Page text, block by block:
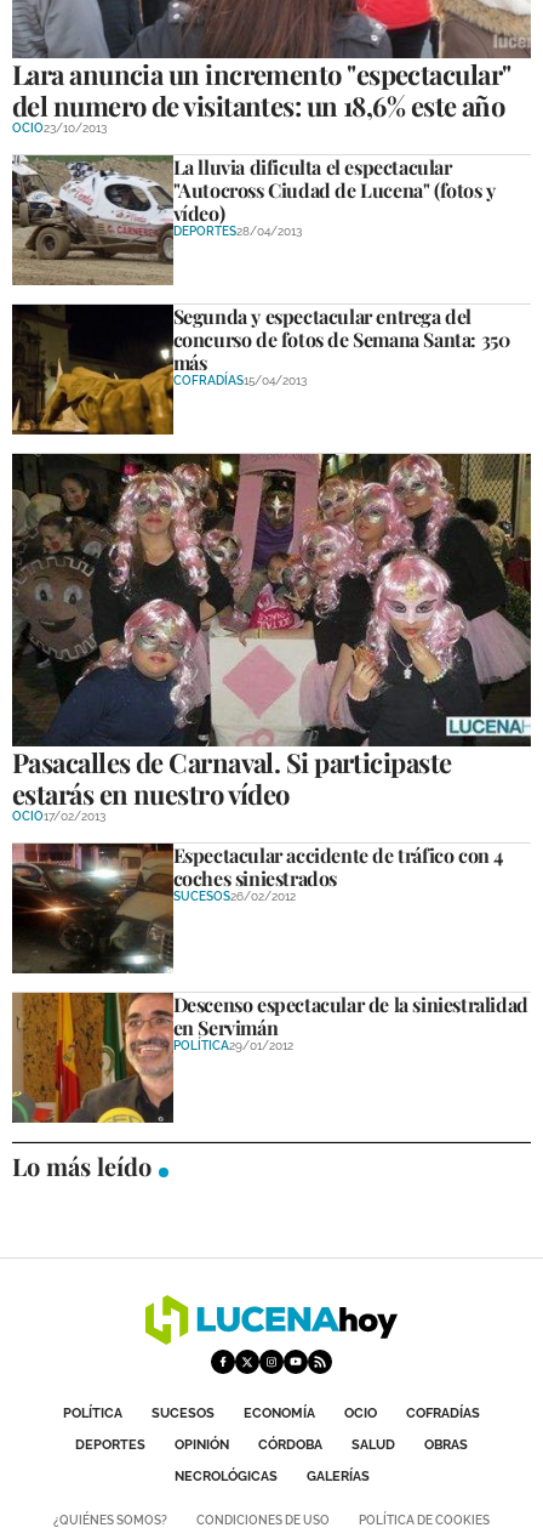
Lara anuncia un incremento "espectacular"
del numero de visitantes: un 18,6% este año
OCIO23/10/2013
La lluvia dificulta el espectacular
"Autocross Ciudad de Lucena" (fotos y
vídeo)
DEPORTES28/04/2013
Segunda y espectacular entrega del
concurso de fotos de Semana Santa: 350
más
COFRADÍAS15/04/2013
Pasacalles de Carnaval. Si participaste
estarás en nuestro vídeo
OCIO17/02/2013
Espectacular accidente de tráfico con 4
coches siniestrados
SUCESOS26/02/2012
Descenso espectacular de la siniestralidad
en Servimán
POLÍTICA29/01/2012
Lo más leído
POLÍTICA SUCESOS ECONOMÍA OCIO
COFRADÍAS
DEPORTES
OPINIÓN CÓRDOBA SALUD
OBRAS
NECROLÓGICAS
GALERÍAS
¿QUIÉNES SOMOS? CONDICIONES DE USO POLÍTICA DE COOKIES